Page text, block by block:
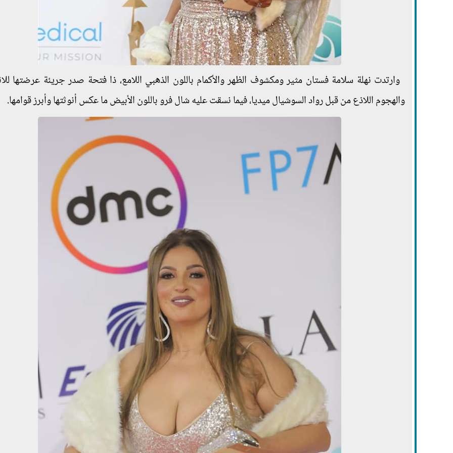
وارتدت نهلة سلامة فستان مثير ومكشوف الظهر والأكمام باللون الذهبي اللامع، ذا فتحة صدر جريئة عرضتها
والهجوم اللاذع من قبل رواد السوشيال ميديا، فيما نسقت عليه شال فرو باللون الأبيض ما عكس أنوثتها وأبرز قوامها.